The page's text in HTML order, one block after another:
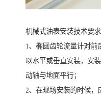
机械式油表安装技术要求
1、椭圆齿轮流量计对前
以水平或垂直安装，安
动轴与地面平行；
2、在现场安装的时候，